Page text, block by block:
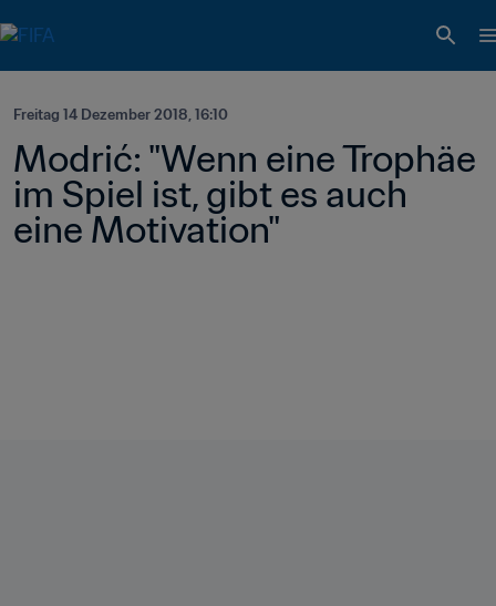
Freitag 14 Dezember 2018, 16:10
Modrić: "Wenn eine Trophäe
im Spiel ist, gibt es auch
eine Motivation"